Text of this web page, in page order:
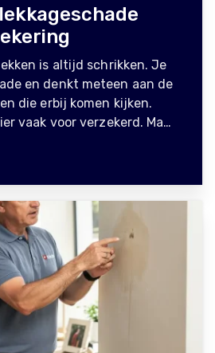
is altijd schrikken. Je
en denkt meteen aan de
die erbij komen kijken.
vaak voor verzekerd. Ma…